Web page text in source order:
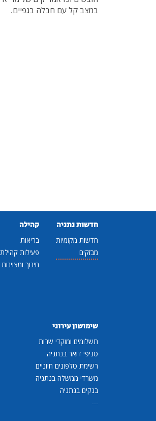
במצב קל עם חבלה בגפיים.
חדשות נתניה
חדשות מקומיות
מבזקים
קהילה
בריאות
פעילות
חינוך ומצוינות
שימושון עירוני
תשלומים ומוקדי שרות
סניפי דואר בנתניה
רשימת טלפונים חיוניים
משרדי ממשלה בנתניה
בנקים בנתניה
...